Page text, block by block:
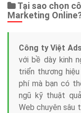
Tại sao chọn
Marketing
Công ty Việt
với bề dày kinh
triển thương
phí mà bạn có
ngũ kỹ thuật
Web chuyên sâu